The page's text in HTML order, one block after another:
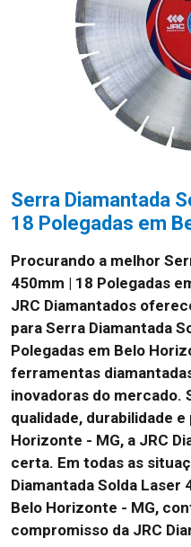
Serra Diamantada
18 Polegadas em
Procurando a melhor
450mm | 18 Polegadas
JRC Diamantados
para Serra Diamantada
Polegadas em Belo
ferramentas
inovadoras do mercado.
qualidade, durabilidade
Horizonte - MG, a JRC
certa. Em todas as
Diamantada Solda Laser
Belo Horizonte - MG,
compromisso da JRC